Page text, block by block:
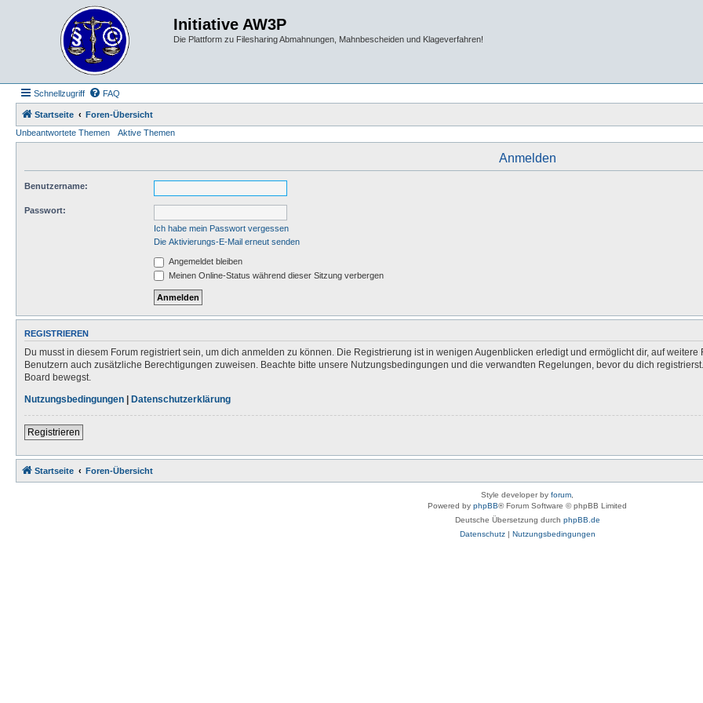
Initiative AW3P
Die Plattform zu Filesharing Abmahnungen, Mahnbescheiden und Klageverfahren!
Schnellzugriff FAQ
Startseite
Foren-Übersicht
Unbeantwortete Themen
Aktive Themen
Anmelden
Benutzername:
Passwort:
Ich habe mein Passwort vergessen
Die Aktivierungs-E-Mail erneut senden
Angemeldet bleiben
Meinen Online-Status während dieser Sitzung verbergen
REGISTRIEREN
Du musst in diesem Forum registriert sein, um dich anmelden zu können. Die Registrierung ist in wenigen Augenblicken erledigt und ermöglicht dir, auf
Benutzern auch zusätzliche Berechtigungen zuweisen. Beachte bitte unsere Nutzungsbedingungen und die verwandten Regelungen, bevor du dich
Board bewegst.
Nutzungsbedingungen | Datenschutzerklärung
Registrieren
Startseite Foren-Übersicht
Style developer by forum
Powered by phpBB® Forum Software © phpBB Limited
Deutsche Übersetzung durch phpBB.de
Datenschutz| Nutzungsbedingungen